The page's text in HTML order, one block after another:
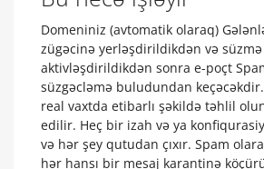
Domeniniz (avtomatik olaraq)
zügəcinə yerləşdirildikdən və süzmə
aktivləşdirildikdən sonra e-poçt
süzgəcləmə buludundan
real vaxtda etibarlı şəkildə təhlil
edilir. Heç bir izah və ya
və hər şey qutudan çıxır. Spam
hər hansı bir mesaj karantinə